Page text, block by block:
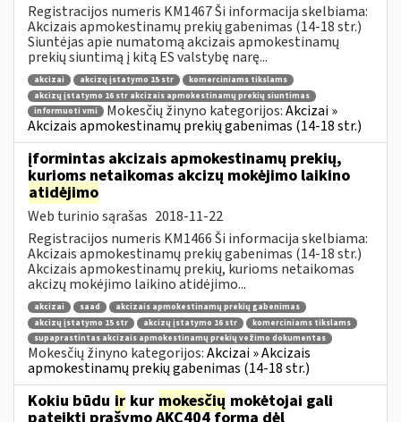
Registracijos numeris KM1467 Ši informacija skelbiama:
Akcizais apmokestinamų prekių gabenimas (14-18 str.)
Siuntėjas apie numatomą akcizais apmokestinamų
prekių siuntimą į kitą ES valstybę narę...
akcizai akcizų įstatymo 15 str
komerciniams tikslams
akcizų įstatymo 16 str akcizais apmokestinamų prekių siuntimas
informuoti vmi
Mokesčių žinyno kategorijos:Akcizai »
Akcizais apmokestinamų prekių gabenimas (14-18 str.)
įformintas akcizais apmokestinamų prekių,
kurioms netaikomas akcizų mokėjimo laikino
atidėjimo
Web turinio sąrašas 2018-11-22
Registracijos numeris KM1466 Ši informacija skelbiama:
Akcizais apmokestinamų prekių gabenimas (14-18 str.)
Akcizais apmokestinamų prekių, kurioms netaikomas
akcizų mokėjimo laikino atidėjimo...
akcizai saad
akcizais apmokestinamų prekių gabenimas
akcizų įstatymo 15 str
akcizų įstatymo 16 str
komerciniams tikslams
supaprastintas akcizais apmokestinamų prekių vežimo dokumentas
Mokesčių žinyno kategorijos:Akcizai » Akcizais
apmokestinamų prekių gabenimas (14-18 str.)
Kokiu būdu ir kur mokesčių mokėtojai gali
pateikti prašymo AKC404 formą dėl